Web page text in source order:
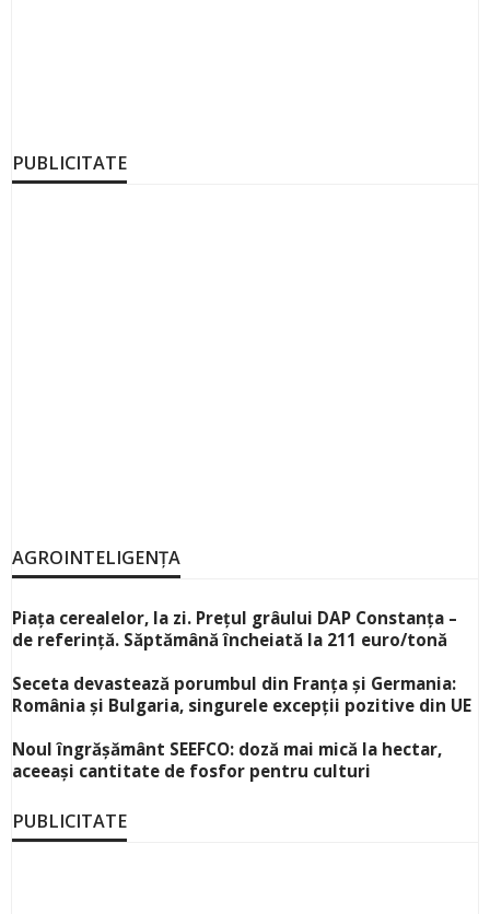
PUBLICITATE
AGROINTELIGENȚA
Piața cerealelor, la zi. Prețul grâului DAP Constanța –
de referință. Săptămână încheiată la 211 euro/tonă
Seceta devastează porumbul din Franța și Germania:
România și Bulgaria, singurele excepții pozitive din UE
Noul îngrășământ SEEFCO: doză mai mică la hectar,
aceeași cantitate de fosfor pentru culturi
PUBLICITATE